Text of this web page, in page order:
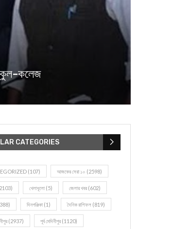
কলেজ
CATEGORIES
(107) আজকের সেরা ১০ (2598)
খেলাধূলো (5) জেলার খবর (602)
দিনপঞ্জিকা (1) দৈনিক রাশিফল (819)
(2937) পূর্ব মেদিনীপুর (1120)